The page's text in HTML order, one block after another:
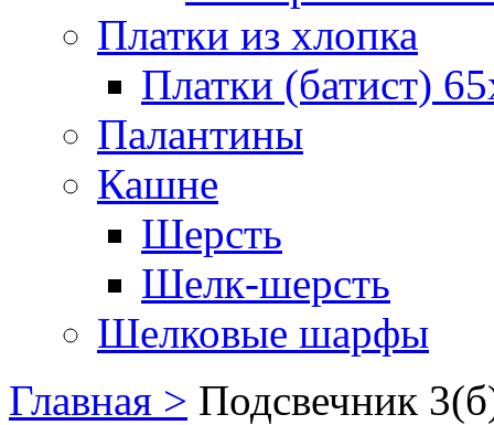
Платки из хлопка
Платки (батист)
Палантины
Кашне
Шерсть
Шелк-шерсть
Шелковые шарфы
Главная > Подсвечник